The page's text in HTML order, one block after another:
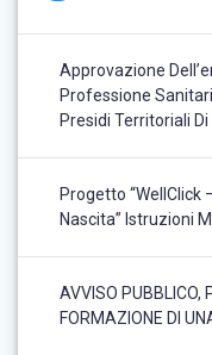
Approvazione
Professione
Presidi Territoriali
Progetto “WellClick
Nascita” Istruzioni
AVVISO PUBBLICO,
FORMAZIONE DI